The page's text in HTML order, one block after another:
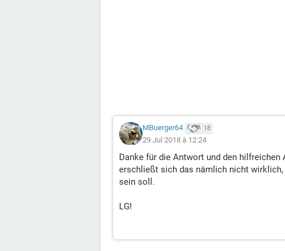
MBuerger64 18
29 Jul 2018 à 12:24
Danke für die Antwort und den
erschließt sich das nämlich nicht
sein soll.
LG!